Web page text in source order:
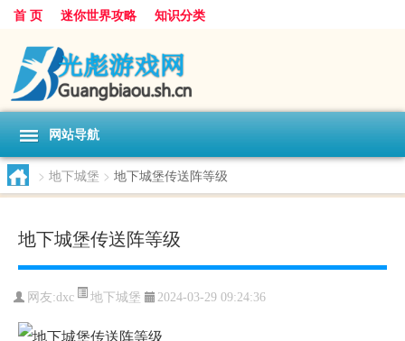
首 页 迷你世界攻略 知识分类
网站导航
> 地下城堡 > 地下城堡传送阵等级
地下城堡传送阵等级
网友:dxc 地下城堡 2024-03-29 09:24:36